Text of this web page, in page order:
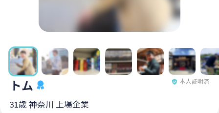
トム 本人証明済
31歳 神奈川 上場企業